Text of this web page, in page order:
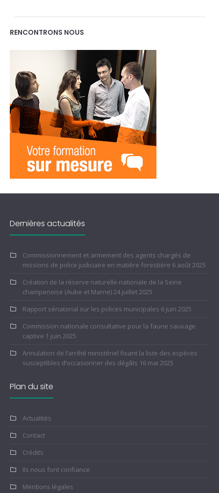
RENCONTRONS NOUS
Dernières actualités
Commissionnement et armement des agents chargés de
missions de police judiciaire en matière forestière 6 août 2025
Création de la réserve naturelle nationale de la Seine
champenoise (Aube et Marne)24 juillet 2025
Rapport sénatorial sur les polices municipales 6 juin 2025
Commission nationale consultative pour la faune sauvage
captive 1 juin 2025
Annulation de l’arrêté ministériel fixant la liste des espèces
susceptibles d’occasionner des dégâts 16 mai 2025
Plan du site
Actualités
Contact
Crédits
Ils nous font confiance
Mentions légales